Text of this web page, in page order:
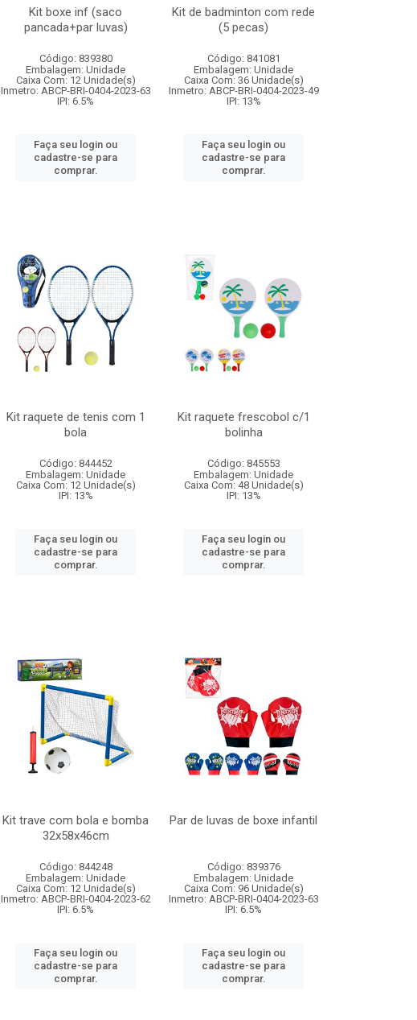
Kit boxe inf (saco
pancada+par luvas)
Código: 839380
Embalagem: Unidade
Caixa Com: 12 Unidade(s)
Inmetro: ABCP-BRI-0404-2023-63
IPI: 6.5%
Faça seu login ou
cadastre-se para
comprar.
Kit de badminton com rede
(5 pecas)
Código: 841081
Embalagem: Unidade
Caixa Com: 36 Unidade(s)
Inmetro: ABCP-BRI-0404-2023-49
IPI: 13%
Faça seu login ou
cadastre-se para
comprar.
Kit raquete de tenis com 1
bola
Código: 844452
Embalagem: Unidade
Caixa Com: 12 Unidade(s)
IPI: 13%
Faça seu login ou
cadastre-se para
comprar.
Kit raquete frescobol c/1
bolinha
Código: 845553
Embalagem: Unidade
Caixa Com: 48 Unidade(s)
IPI: 13%
Faça seu login ou
cadastre-se para
comprar.
Kit trave com bola e bomba
32x58x46cm
Código: 844248
Embalagem: Unidade
Caixa Com: 12 Unidade(s)
Inmetro: ABCP-BRI-0404-2023-62
IPI: 6.5%
Faça seu login ou
cadastre-se para
comprar.
Par de luvas de boxe infantil
Código: 839376
Embalagem: Unidade
Caixa Com: 96 Unidade(s)
Inmetro: ABCP-BRI-0404-2023-63
IPI: 6.5%
Faça seu login ou
cadastre-se para
comprar.